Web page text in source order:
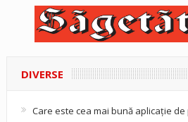
DIVERSE
Care este cea mai bună aplicație